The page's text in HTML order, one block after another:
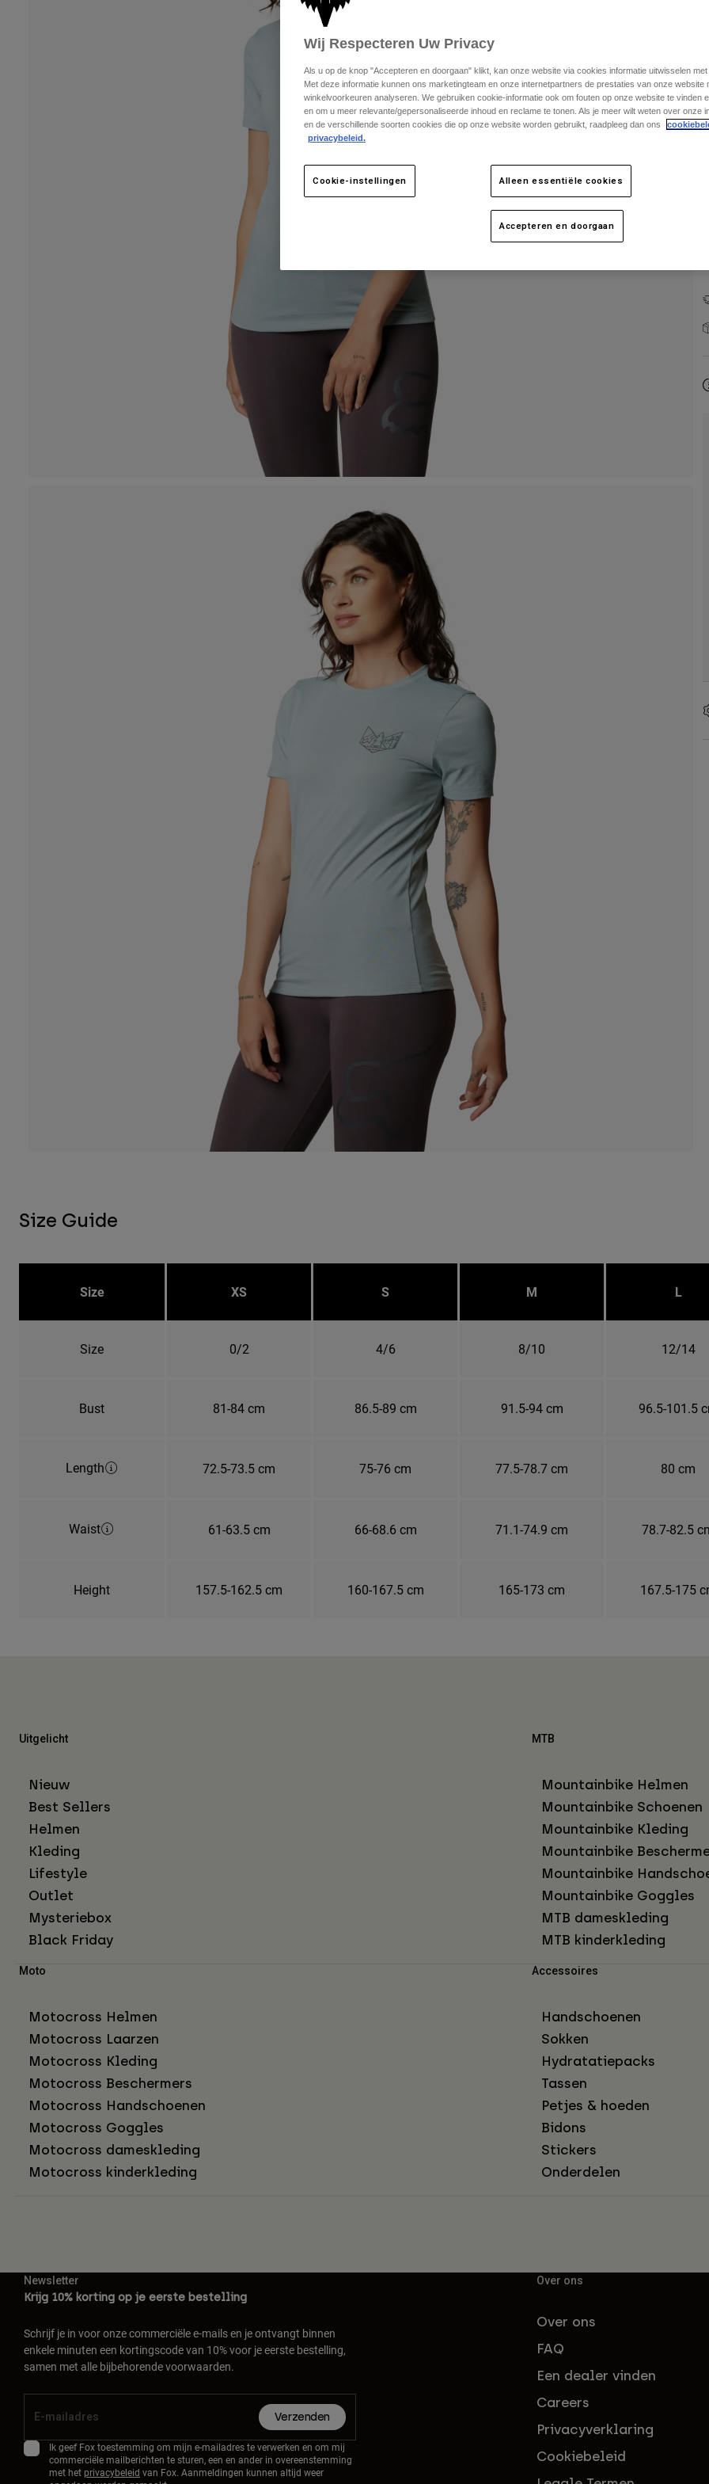
Size Guide
Size XS S M L
Size 0/2 4/6 8/10 12/14
Bust 81-84 cm 86.5-89 cm 91.5-94 cm 96.5-101.5
Length 72.5-73.5 cm 75-76 cm 77.5-78.7 cm 80 cm
Waist 61-63.5 cm 66-68.6 cm 71.1-74.9 cm 78.7-82.5
Height 157.5-162.5 cm 160-167.5 cm 165-173 cm 167.5-175
Uitgelicht
Nieuw
Best Sellers
Helmen
Kleding
Lifestyle
Outlet
Mysteriebox
Black Friday
MTB
Mountainbike Helmen
Mountainbike Schoenen
Mountainbike Kleding
Mountainbike
Mountainbike
Mountainbike Goggles
MTB dameskleding
MTB kinderkleding
Moto
Motocross Helmen
Motocross Laarzen
Motocross Kleding
Motocross Beschermers
Motocross Handschoenen
Motocross Goggles
Motocross dameskleding
Motocross kinderkleding
Accessoires
Handschoenen
Sokken
Hydratatiepacks
Tassen
Petjes & hoeden
Bidons
Stickers
Onderdelen
Newsletter
Krijg 10% korting op je eerste bestelling
Schrijf je in voor onze commerciële e-mails en je ontvangt binnen
enkele minuten een kortingscode van 10% voor je eerste bestelling,
samen met alle bijbehorende voorwaarden.
Verzenden
Ik geef Fox toestemming om mijn e-mailadres te verwerken en om mij
commerciële mailberichten te sturen, een en ander in overeenstemming
met het privacybeleid van Fox. Aanmeldingen kunnen altijd weer
Over ons
Over ons
FAQ
Een dealer vinden
Careers
Privacyverklaring
Cookiebeleid
Wij Respecteren Uw Privacy
Als u op de knop "Accepteren en doorgaan" klikt, kan onze website via cookies informatie uitwisselen met
Met deze informatie kunnen ons marketingteam en onze internetpartners de prestaties van onze website
winkelvoorkeuren analyseren. We gebruiken cookie-informatie ook om fouten op onze website te vinden
en om u meer relevante/gepersonaliseerde inhoud en reclame te tonen. Als je meer wilt weten over onze
en de verschillende soorten cookies die op onze website worden gebruikt, raadpleeg dan ons
privacybeleid.
Cookie-instellingen Alleen essentiële cookies
Accepteren en doorgaan